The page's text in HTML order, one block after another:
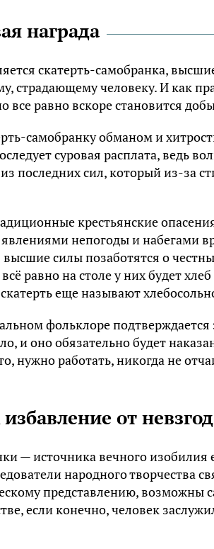
награда
скатерть-самобранка,
страдающему человеку. И как
все равно вскоре становится
самобранку обманом и
суровая расплата, ведь
последних сил, который из-за
крестьянские
непогоды и набегами
силы позаботятся о
равно на столе у них будет
еще называют
фольклоре подтверждается
и оно обязательно будет
нужно работать, никогда не
от невзгод
— источника вечного
народного творчества
представлению, возможны
если конечно, человек